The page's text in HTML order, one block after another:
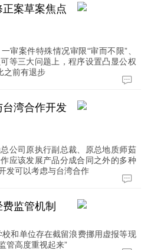
案草案焦点
审案件特殊情况审限“审而不限”、
等三大问题上，程序设置凸显公权
之前有退步
湾合作开发
公司原执行副总裁、原总地质师茹
应该发展产品分成合同之外的多种
发可以考虑与台湾合作
监管机制
和单位存在截留浪费挪用虚报等现
管高度重视起来”